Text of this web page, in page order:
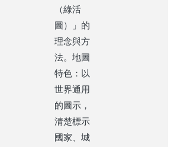
（綠活
圖）」的
理念與方
法。地圖
特色：以
世界通用
的圖示，
清楚標示
國家、城